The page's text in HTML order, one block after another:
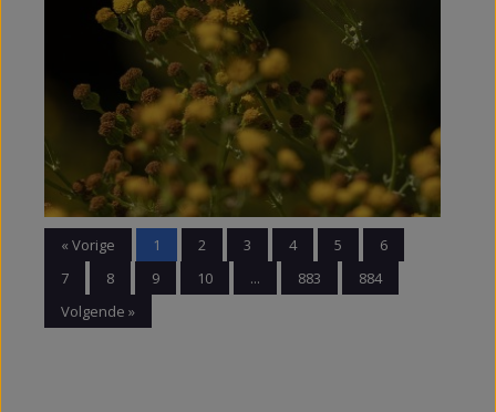
« Vorige 1 2 3 4 5
6
7
8 9 10 ... 883
884
Volgende »